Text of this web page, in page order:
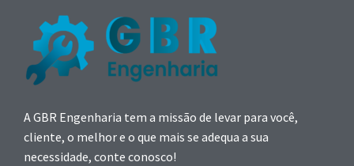
A GBR Engenharia tem a missão de levar para você,
cliente, o melhor e o que mais se adequa a sua
necessidade, conte conosco!